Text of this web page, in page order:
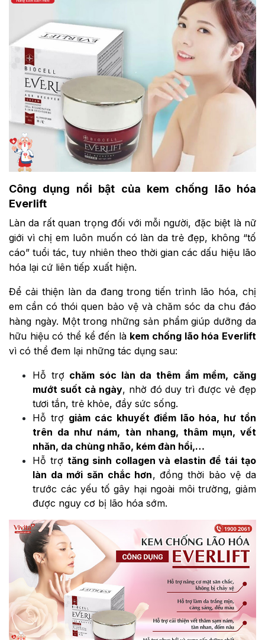
Công dụng nổi bật của kem chống lão hóa
Everlift
Làn da rất quan trọng đối với mỗi người, đặc biệt là nữ
giới vì chị em luôn muốn có làn da trẻ đẹp, không “tố
cáo” tuổi tác, tuy nhiên theo thời gian các dấu hiệu lão
hóa lại cứ liên tiếp xuất hiện.
Để cải thiện làn da đang trong tiến trình lão hóa, chị
em cần có thói quen bảo vệ và chăm sóc da chu đáo
hàng ngày. Một trong những sản phẩm giúp dưỡng da
hữu hiệu có thể kể đến là kem chống lão hóa Everlift
vì có thể đem lại những tác dụng sau:
Hỗ trợ chăm sóc làn da thêm ẩm mềm, căng
mướt suốt cả ngày, nhờ đó duy trì được vẻ đẹp
tươi tắn, trẻ khỏe, đầy sức sống.
Hỗ trợ giảm các khuyết điểm lão hóa, hư tổn
trên da như nám, tàn nhang, thâm mụn, vết
nhăn, da chùng nhão, kém đàn hồi,…
Hỗ trợ tăng sinh collagen và elastin để tái tạo
làn da mới săn chắc hơn, đồng thời bảo vệ da
trước các yếu tố gây hại ngoài môi trường, giảm
được nguy cơ bị lão hóa sớm.